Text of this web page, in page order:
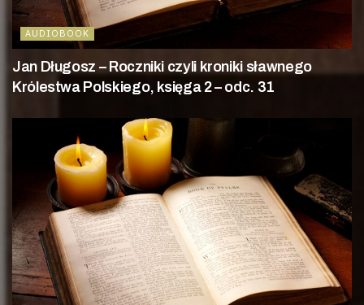
AUDIOBOOK
Jan Długosz – Roczniki czyli kroniki sławnego
Królestwa Polskiego, księga 2 – odc. 31